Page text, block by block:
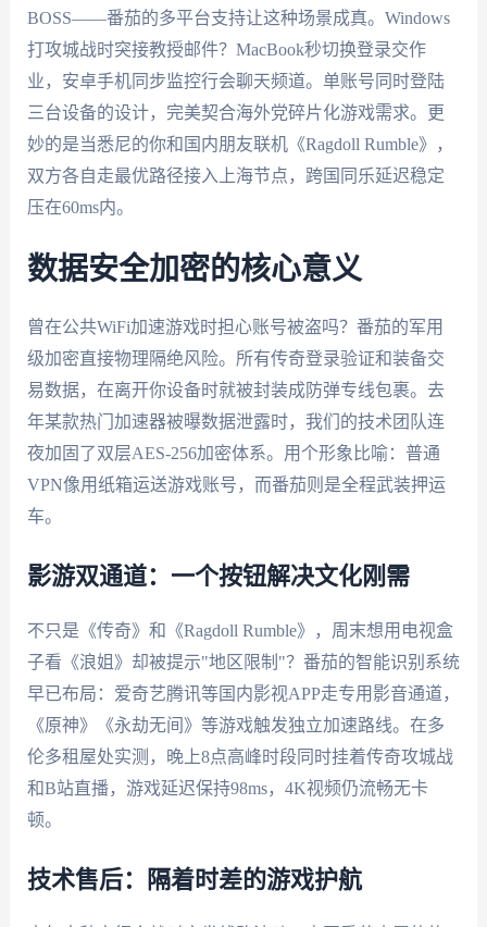
BOSS——番茄的多平台支持让这种场景成真。Windows
打攻城战时突接教授邮件？MacBook秒切换登录交作
业，安卓手机同步监控行会聊天频道。单账号同时登陆
三台设备的设计，完美契合海外党碎片化游戏需求。更
妙的是当悉尼的你和国内朋友联机《Ragdoll Rumble》，
双方各自走最优路径接入上海节点，跨国同乐延迟稳定
压在60ms内。
数据安全加密的核心意义
曾在公共WiFi加速游戏时担心账号被盗吗？番茄的军用
级加密直接物理隔绝风险。所有传奇登录验证和装备交
易数据，在离开你设备时就被封装成防弹专线包裹。去
年某款热门加速器被曝数据泄露时，我们的技术团队连
夜加固了双层AES-256加密体系。用个形象比喻：普通
VPN像用纸箱运送游戏账号，而番茄则是全程武装押运
车。
影游双通道：一个按钮解决文化刚需
不只是《传奇》和《Ragdoll Rumble》，周末想用电视盒
子看《浪姐》却被提示"地区限制"？番茄的智能识别系统
早已布局：爱奇艺腾讯等国内影视APP走专用影音通道，
《原神》《永劫无间》等游戏触发独立加速路线。在多
伦多租屋处实测，晚上8点高峰时段同时挂着传奇攻城战
和B站直播，游戏延迟保持98ms，4K视频仍流畅无卡
顿。
技术售后：隔着时差的游戏护航